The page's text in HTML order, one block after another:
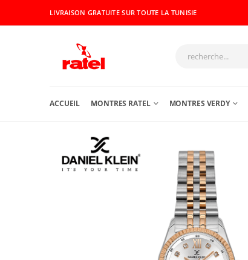
LIVRAISON GRATUITE SUR TOUTE LA TUNISIE
ACCUEIL MONTRES RATEL MONTRES VERDY